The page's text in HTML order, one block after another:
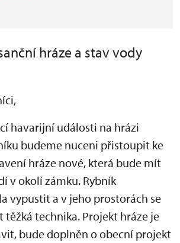
hráze a stav vody
havarijní události na hrázi
budeme nuceni přistoupit ke
hráze nové, která bude mít
v okolí zámku. Rybník
vypustit a v jeho prostorách se
těžká technika. Projekt hráze je
bude doplněn o obecní projekt